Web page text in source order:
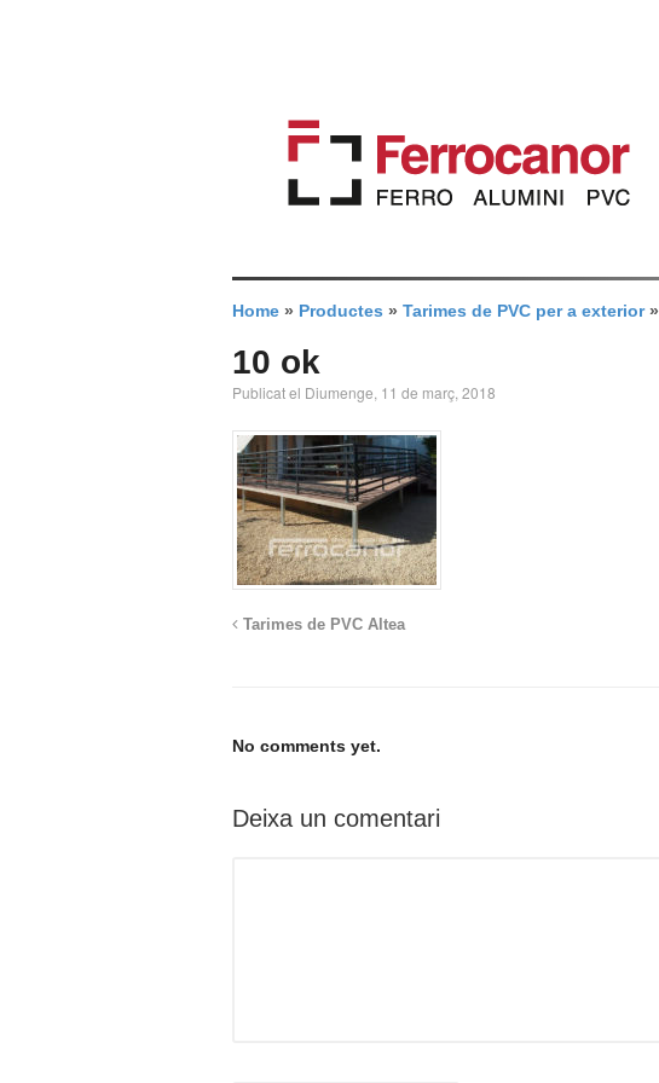
Home » Productes » Tarimes de PVC per a exterior»
10 ok
Publicat el Diumenge, 11 de març, 2018
Tarimes de PVC Altea
No comments yet.
Deixa un comentari